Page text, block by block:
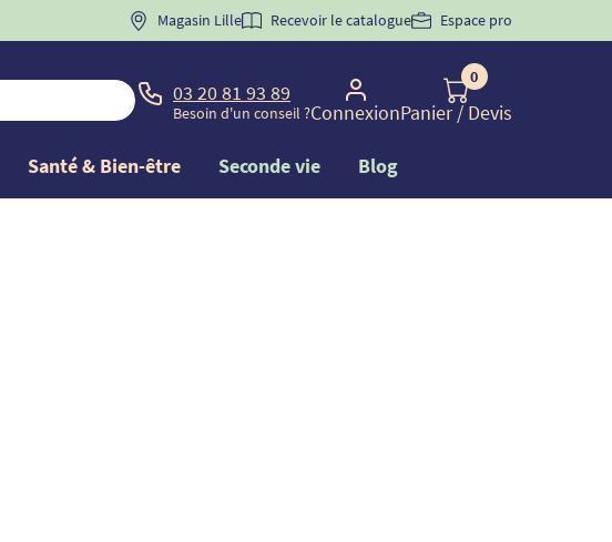
BIENVENUE" pourla 1ère commande d'incontinence
Magasin Lille Recevoir le catalogue Espace pro
03 20 81 93 89
Besoin d'un conseil ?Connexion
0
Panier/ Devis
Santé & Bien-être Seconde vie Blog